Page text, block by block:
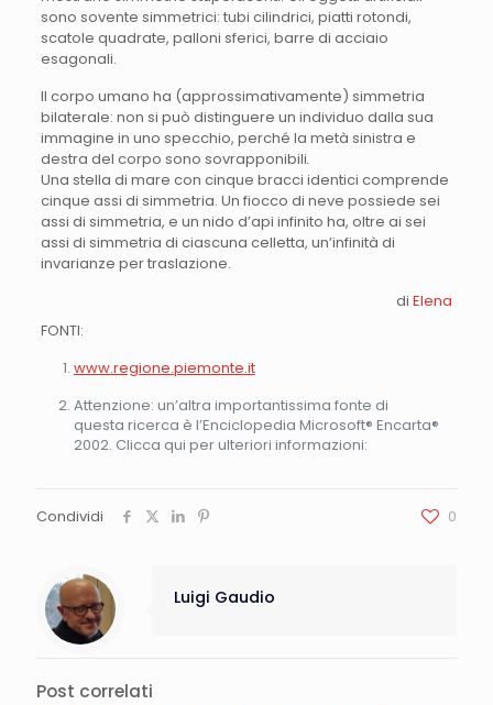
sono sovente simmetrici: tubi cilindrici, piatti rotondi,
scatole quadrate, palloni sferici, barre di acciaio
esagonali.
Il corpo umano ha (approssimativamente) simmetria
bilaterale: non si può distinguere un individuo dalla sua
immagine in uno specchio, perché la metà sinistra e
destra del corpo sono sovrapponibili.
Una stella di mare con cinque bracci identici comprende
cinque assi di simmetria. Un fiocco di neve possiede sei
assi di simmetria, e un nido d’api infinito ha, oltre ai sei
assi di simmetria di ciascuna celletta, un’infinità di
invarianze per traslazione.
diElena
FONTI:
www.regione.piemonte.it
Attenzione: un’altra importantissima fonte di
questa ricerca è l’Enciclopedia Microsoft® Encarta®
2002. Clicca qui per ulteriori informazioni:
Condividi 0
Luigi Gaudio
Post correlati